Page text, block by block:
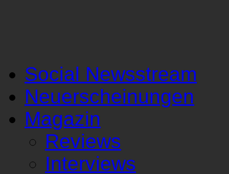
Social Newsstream
Neuerscheinungen
Magazin
Reviews
Interviews